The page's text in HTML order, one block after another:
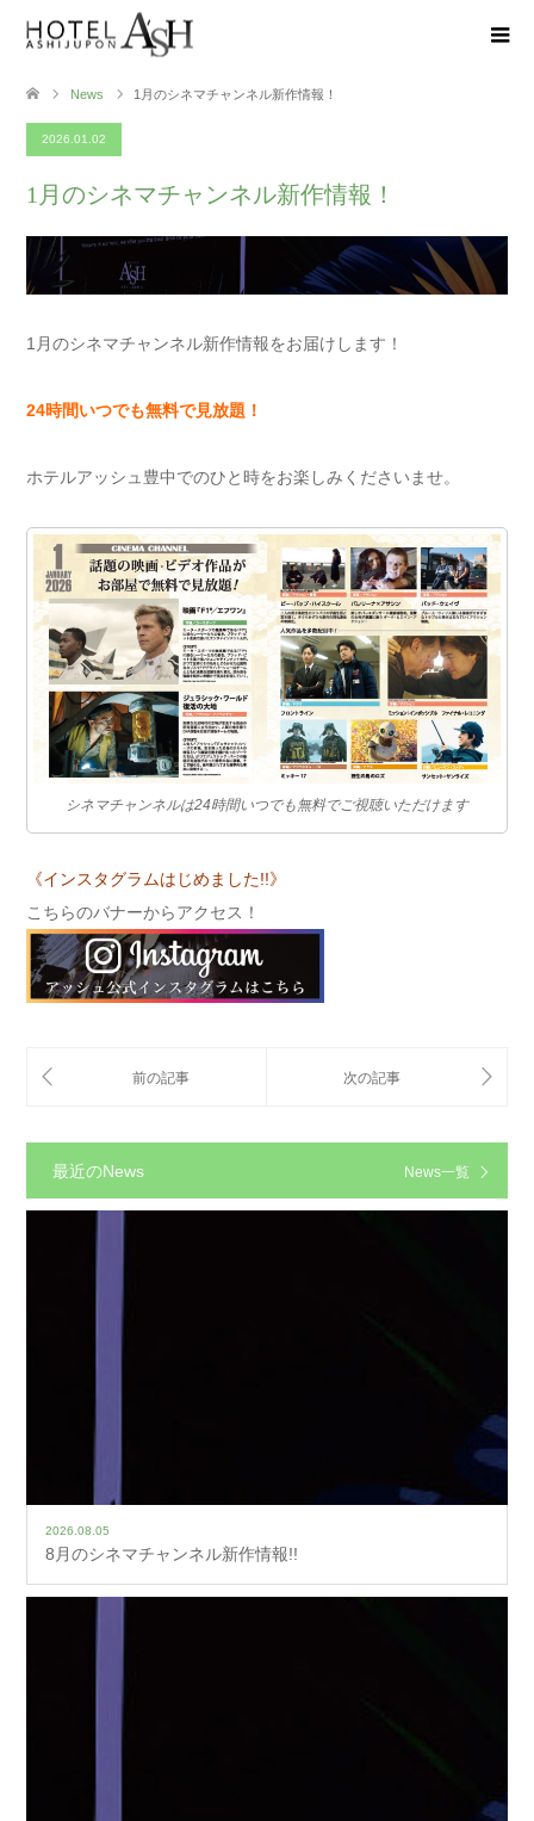
News 1月のシネマチャンネル新作情報！
2026.01.02
1月のシネマチャンネル新作情報！
1月のシネマチャンネル新作情報をお届けします！
24時間いつでも無料で見放題！
ホテルアッシュ豊中でのひと時をお楽しみくださいませ。
シネマチャンネルは24時間いつでも無料でご視聴いただけます
《インスタグラムはじめました!!》
こちらのバナーからアクセス！
最近のNews News一覧
2026.08.05
8月のシネマチャンネル新作情報!!